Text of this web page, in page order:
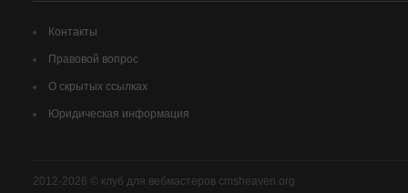
Контакты
Правовой вопрос
О скрытых ссылках
Юридическая информация
2012-2026 © клуб для вебмастеров cmsheaven.org